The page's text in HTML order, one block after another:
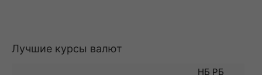
Лучшие курсы валют
НБ РБ